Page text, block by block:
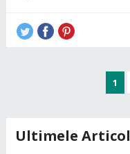
1
Ultimele